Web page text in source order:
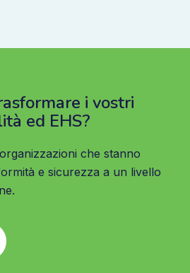
i vostri
ed EHS?
che stanno
e sicurezza a un livello